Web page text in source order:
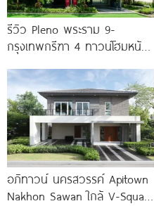
รีวิว Pleno พระราม 9-
กรุงเทพกรีฑา 4 ทาวน์โฮมหน้า
Premium
อภิทาวน์ นครสวรรค์ Apitown
Nakhon Sawan ใกล้ V-Square